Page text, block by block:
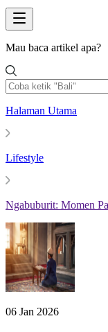
Mau baca artikel apa?
Halaman Utama
Lifestyle
Ngabuburit: Momen
06 Jan 2026